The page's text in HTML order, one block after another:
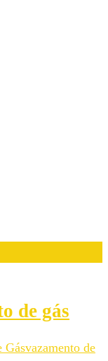
de gás
Gásvazamento de